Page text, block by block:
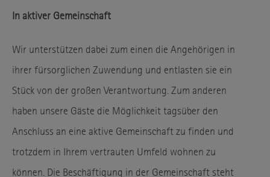
In aktiver Gemeinschaft
Wir unterstützen dabei zum einen die Angehörigen in
ihrer fürsorglichen Zuwendung und entlasten sie ein
Stück von der großen Verantwortung. Zum anderen
haben unsere Gäste die Möglichkeit tagsüber den
Anschluss an eine aktive Gemeinschaft zu finden und
trotzdem in Ihrem vertrauten Umfeld wohnen zu
können. Die Beschäftigung in der Gemeinschaft steht